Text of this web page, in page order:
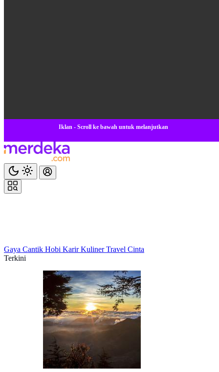
Iklan - Scroll ke bawah untuk melanjutkan
Gaya Cantik Hobi KarirKulinerTravel Cinta
Terkini